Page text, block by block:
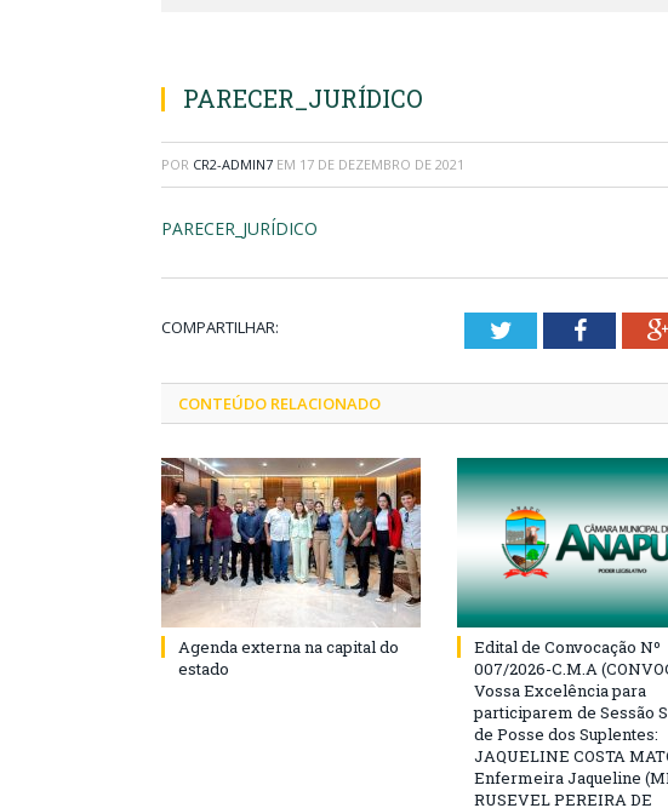
PARECER_JURÍDICO
POR CR2-ADMIN7 EM 17 DE DEZEMBRO DE 2021
PARECER_JURÍDICO
COMPARTILHAR: TwitterFacebook
CONTEÚDO RELACIONADO
Agenda externa na capital do
estado
Edital de Convocação Nº
007/2026-C.M.A
Vossa Excelência para
participarem de Sessão
de Posse dos Suplentes:
JAQUELINE COSTA
Enfermeira Jaqueline
RUSEVEL PEREIRA DE